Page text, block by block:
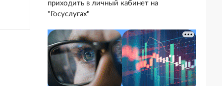
приходить в личный кабинет на
"Госуслугах"